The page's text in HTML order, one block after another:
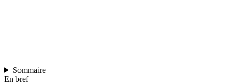
Sommaire
En bref